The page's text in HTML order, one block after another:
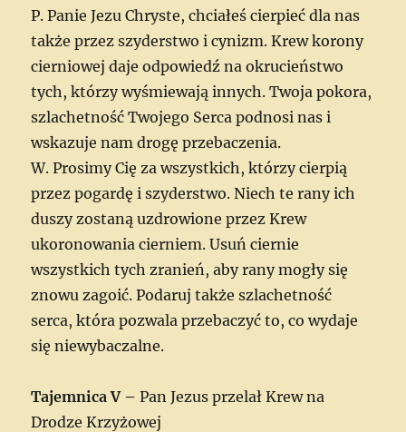
P. Panie Jezu Chryste, chciałeś cierpieć dla nas
także przez szyderstwo i cynizm. Krew korony
cierniowej daje odpowiedź na okrucieństwo
tych, którzy wyśmiewają innych. Twoja pokora,
szlachetność Twojego Serca podnosi nas i
wskazuje nam drogę przebaczenia.
W. Prosimy Cię za wszystkich, którzy cierpią
przez pogardę i szyderstwo. Niech te rany ich
duszy zostaną uzdrowione przez Krew
ukoronowania cierniem. Usuń ciernie
wszystkich tych zranień, aby rany mogły się
znowu zagoić. Podaruj także szlachetność
serca, która pozwala przebaczyć to, co wydaje
się niewybaczalne.
Tajemnica V –Pan Jezus przelał Krew na
Drodze Krzyżowej